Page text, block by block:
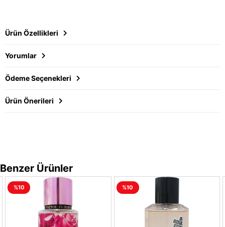
Ürün Özellikleri
Yorumlar
Ödeme Seçenekleri
Ürün Önerileri
Benzer Ürünler
%10 %10